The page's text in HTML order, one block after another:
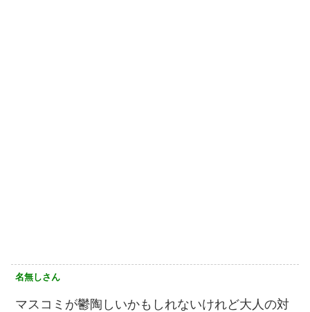
名無しさん
マスコミが鬱陶しいかもしれないけれど大人の対